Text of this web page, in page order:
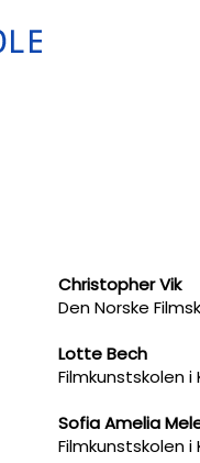
Christopher Vik
Den Norske
Lotte Bech
Filmkunstskolen i
Sofia Amelia
Filmkunstskolen i